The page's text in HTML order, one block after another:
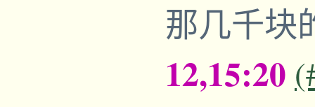
那几千块
12,15:20